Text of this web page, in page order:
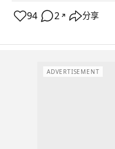
94 2 ↗ 分享
ADVERTISEMENT